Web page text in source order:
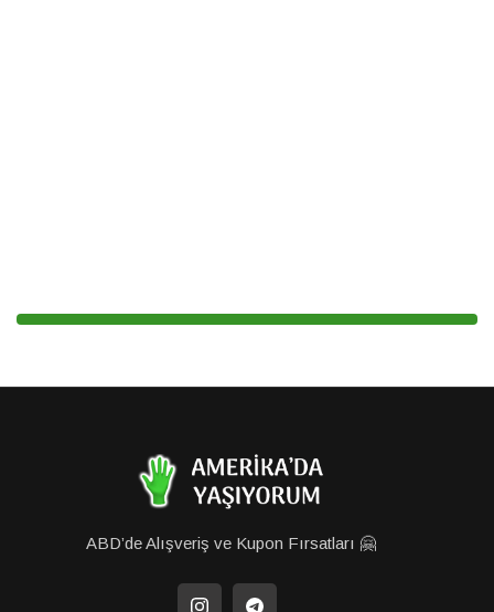
ABD’de Alışveriş ve Kupon Fırsatları 🤗